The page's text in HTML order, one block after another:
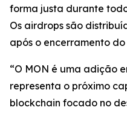
forma justa durante
Os airdrops são
após o encerramento
“O MON é uma adição
representa o próximo
blockchain focado no